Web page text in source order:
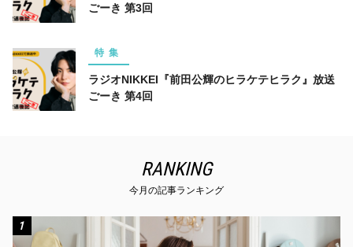
ごーき 第3回
特集
ラジオNIKKEI『前田公輝のヒラケテヒラク』放送
ごーき 第4回
RANKING
今月の記事ランキング
1